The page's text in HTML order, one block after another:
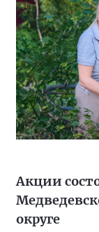
Акции
округе